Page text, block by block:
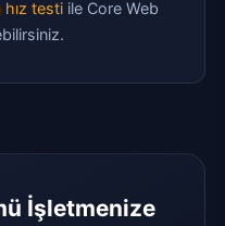
hız testi ile Core Web
İşletmenize